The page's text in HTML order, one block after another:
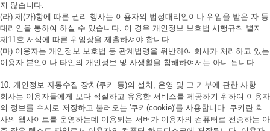
지 않습니다.
(라) 제(가)항에 따른 권리 행사는 이용자의 법정대리인이나 위임을 받은 자 등
대리인을 통하여 하실 수 있습니다. 이 경우 개인정보 보호법 시행규칙 별지
제11호 서식에 따른 위임장을 제출하셔야 합니다.
(마) 이용자는 개인정보 보호법 등 관계법령을 위반하여 회사가 처리하고 있는
이용자 본인이나 타인의 개인정보 및 사생활을 침해하여서는 아니 됩니다.
10. 개인정보 자동수집 장치(쿠키 등)의 설치, 운영 및 그 거부에 관한 사항
회사는 이용자들에게 보다 적절하고 유용한 서비스를 제공하기 위하여 이용자
의 정보를 수시로 저장하고 불러오는 '쿠키(cookie)'를 사용합니다. 쿠키란 회
사의 웹사이트를 운영하는데 이용되는 서버가 이용자의 컴퓨터로 전송하는 아